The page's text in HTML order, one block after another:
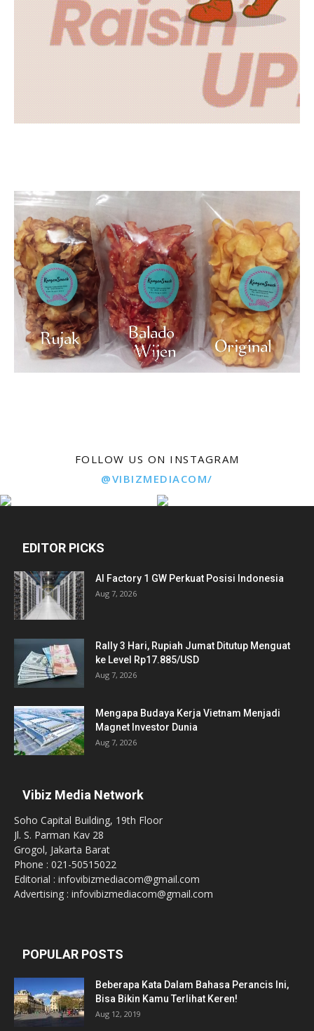
FOLLOW US ON INSTAGRAM
@VIBIZMEDIACOM/
EDITOR PICKS
AI Factory 1 GW Perkuat Posisi Indonesia
Aug 7, 2026
Rally 3 Hari, Rupiah Jumat Ditutup Menguat
ke Level Rp17.885/USD
Aug 7, 2026
Mengapa Budaya Kerja Vietnam Menjadi
Magnet Investor Dunia
Aug 7, 2026
Vibiz Media Network
Soho Capital Building, 19th Floor
Jl. S. Parman Kav 28
Grogol, Jakarta Barat
Phone : 021-50515022
Editorial : infovibizmediacom@gmail.com
Advertising : infovibizmediacom@gmail.com
POPULAR POSTS
Beberapa Kata Dalam Bahasa Perancis Ini,
Bisa Bikin Kamu Terlihat Keren!
Aug 12, 2019